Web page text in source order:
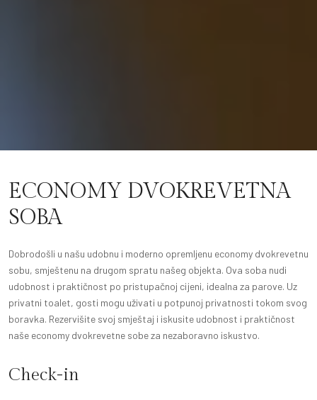
ECONOMY DVOKREVETNA
SOBA
Dobrodošli u našu udobnu i moderno opremljenu economy dvokrevetnu
sobu, smještenu na drugom spratu našeg objekta. Ova soba nudi
udobnost i praktičnost po pristupačnoj cijeni, idealna za parove. Uz
privatni toalet, gosti mogu uživati u potpunoj privatnosti tokom svog
boravka. Rezervišite svoj smještaj i iskusite udobnost i praktičnost
naše economy dvokrevetne sobe za nezaboravno iskustvo.
Check-in